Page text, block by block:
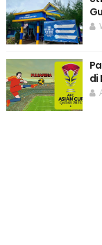
di